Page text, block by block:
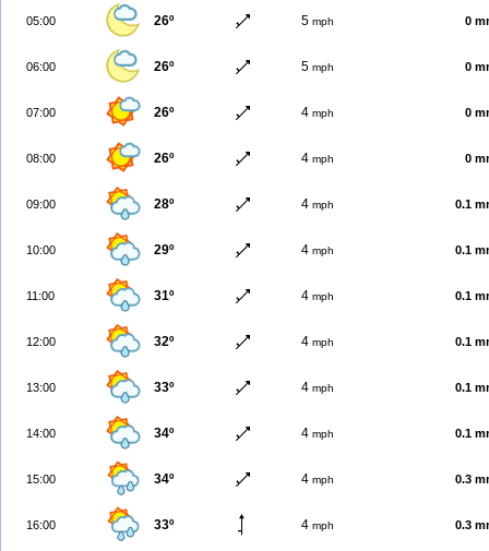
05:00 26º 5 mph 0
06:00 26º 5 mph 0
07:00 26º 4 mph 0
08:00 26º 4 mph 0
09:00 28º 4 mph 0.1
10:00 29º 4 mph 0.1
11:00 31º 4 mph 0.1
12:00 32º 4 mph 0.1
13:00 33º 4 mph 0.1
14:00 34º 4 mph 0.1
15:00 34º 4 mph 0.3
16:00 33º 4 mph 0.3